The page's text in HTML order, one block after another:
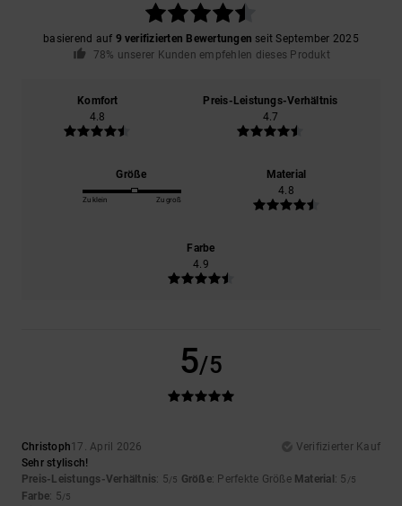
basierend auf 9 verifizierten Bewertungen seit September 2025
78% unserer Kunden empfehlen dieses Produkt
Komfort
4.8
Preis-Leistungs-Verhältnis
4.7
Größe
Zu klein Zu groß
Material
4.8
Farbe
4.9
5/5
Christoph17. April 2026
Verifizierter Kauf
Sehr stylisch!
Preis-Leistungs-Verhältnis: 5/5 Größe: Perfekte Größe Material : 5 /5
Farbe: 5/5